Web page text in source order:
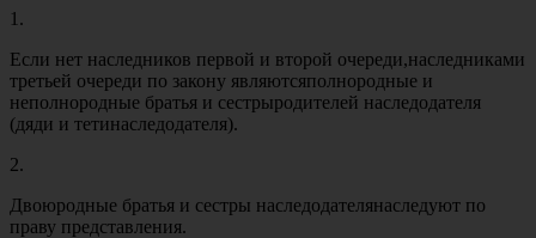
1.
Если нет наследников первой и второй очереди,наследниками
третьей очереди по закону являютсяполнородные и
неполнородные братья и сестрыродителей наследодателя
(дяди и тетинаследодателя).
2.
Двоюродные братья и сестры наследодателянаследуют по
праву представления.